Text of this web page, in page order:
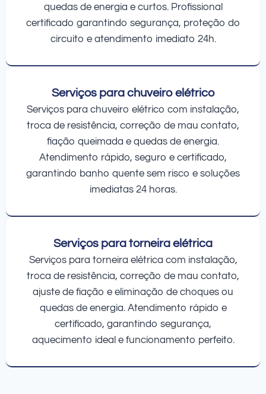
quedas de energia e curtos. Profissional
certificado garantindo segurança, proteção do
circuito e atendimento imediato 24h.
Serviços para chuveiro elétrico
Serviços para chuveiro elétrico com instalação,
troca de resistência, correção de mau contato,
fiação queimada e quedas de energia.
Atendimento rápido, seguro e certificado,
garantindo banho quente sem risco e soluções
imediatas 24 horas.
Serviços para torneira elétrica
Serviços para torneira elétrica com instalação,
troca de resistência, correção de mau contato,
ajuste de fiação e eliminação de choques ou
quedas de energia. Atendimento rápido e
certificado, garantindo segurança,
aquecimento ideal e funcionamento perfeito.